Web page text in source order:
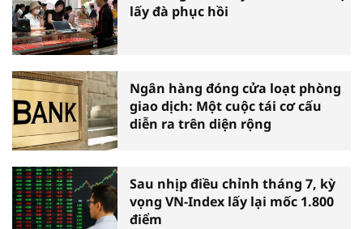
lấy đà phục hồi
Ngân hàng đóng cửa loạt phòng
giao dịch: Một cuộc tái cơ cấu
diễn ra trên diện rộng
Sau nhịp điều chỉnh tháng 7, kỳ
vọng VN-Index lấy lại mốc 1.800
điểm